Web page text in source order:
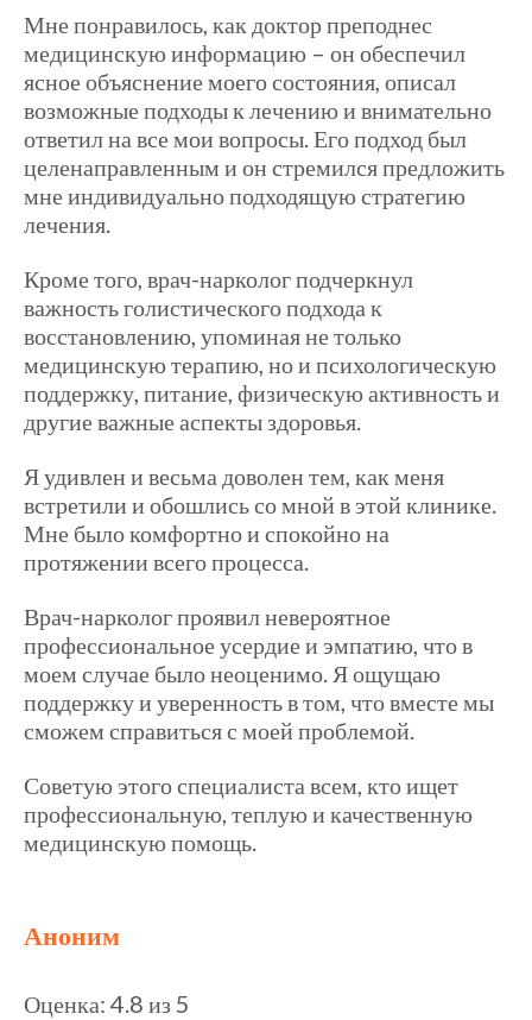
Мне понравилось, как доктор преподнес
медицинскую информацию – он обеспечил
ясное объяснение моего состояния, описал
возможные подходы к лечению и внимательно
ответил на все мои вопросы. Его подход был
целенаправленным и он стремился предложить
мне индивидуально подходящую стратегию
лечения.
Кроме того, врач-нарколог подчеркнул
важность голистического подхода к
восстановлению, упоминая не только
медицинскую терапию, но и психологическую
поддержку, питание, физическую активность и
другие важные аспекты здоровья.
Я удивлен и весьма доволен тем, как меня
встретили и обошлись со мной в этой клинике.
Мне было комфортно и спокойно на
протяжении всего процесса.
Врач-нарколог проявил невероятное
профессиональное усердие и эмпатию, что в
моем случае было неоценимо. Я ощущаю
поддержку и уверенность в том, что вместе мы
сможем справиться с моей проблемой.
Советую этого специалиста всем, кто ищет
профессиональную, теплую и качественную
медицинскую помощь.
Аноним
Оценка: 4.8 из 5